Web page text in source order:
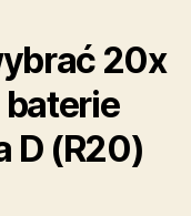
20x
D (R20)